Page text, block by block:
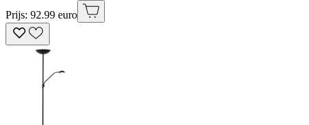
Prijs: 92.99 euro